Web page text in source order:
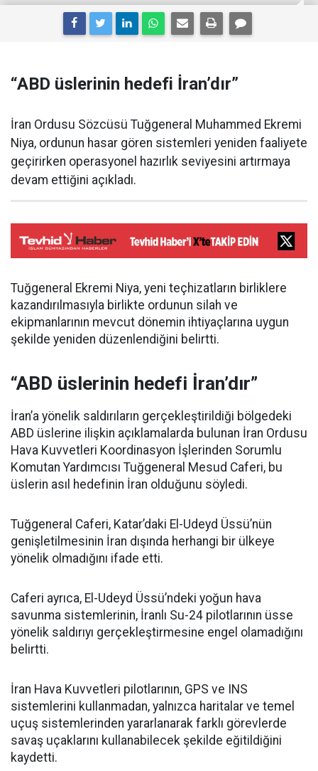
“ABD üslerinin hedefi İran’dır”
İran Ordusu Sözcüsü Tuğgeneral Muhammed Ekremi
Niya, ordunun hasar gören sistemleri yeniden faaliyete
geçirirken operasyonel hazırlık seviyesini artırmaya
devam ettiğini açıkladı.
Tuğgeneral Ekremi Niya, yeni teçhizatların birliklere
kazandırılmasıyla birlikte ordunun silah ve
ekipmanlarının mevcut dönemin ihtiyaçlarına uygun
şekilde yeniden düzenlendiğini belirtti.
“ABD üslerinin hedefi İran’dır”
İran’a yönelik saldırıların gerçekleştirildiği bölgedeki
ABD üslerine ilişkin açıklamalarda bulunan İran Ordusu
Hava Kuvvetleri Koordinasyon İşlerinden Sorumlu
Komutan Yardımcısı Tuğgeneral Mesud Caferi, bu
üslerin asıl hedefinin İran olduğunu söyledi.
Tuğgeneral Caferi, Katar’daki El-Udeyd Üssü’nün
genişletilmesinin İran dışında herhangi bir ülkeye
yönelik olmadığını ifade etti.
Caferi ayrıca, El-Udeyd Üssü’ndeki yoğun hava
savunma sistemlerinin, İranlı Su-24 pilotlarının üsse
yönelik saldırıyı gerçekleştirmesine engel olamadığını
belirtti.
İran Hava Kuvvetleri pilotlarının, GPS ve INS
sistemlerini kullanmadan, yalnızca haritalar ve temel
uçuş sistemlerinden yararlanarak farklı görevlerde
savaş uçaklarını kullanabilecek şekilde eğitildiğini
kaydetti.